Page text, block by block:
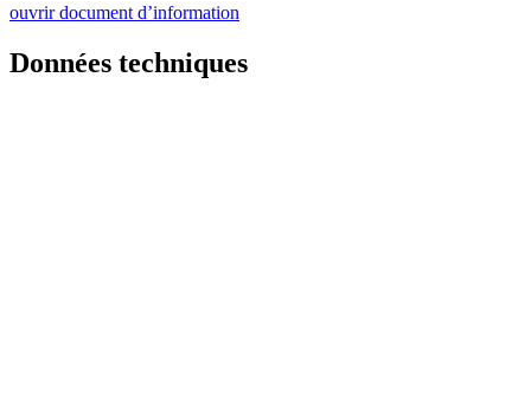
ouvrir document d’information
Données techniques